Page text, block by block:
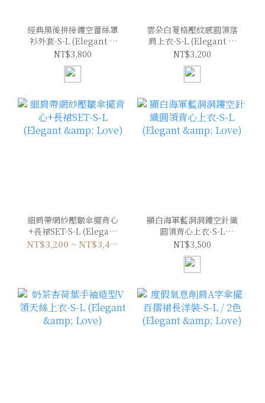
經典黑後拼接鏤空蕾絲罩
衫外套-S-L (Elegant &
Love)
NT$3,800
雲朵白菱格壓紋感圓領落
肩上衣-S-L (Elegant &
Love)
NT$3,200
細肩帶網紗壓皺傘擺背心
+長裙SET-S-L (Elegant
& Love)
NT$3,200 ~ NT$3,400
顯白海軍藍洞洞鏤空針織
圓領背心上衣-S-L
(Elegant & Love)
NT$3,500